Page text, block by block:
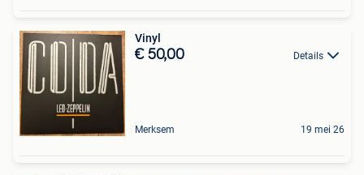
Vinyl
€ 50,00 Details
Merksem 19 mei 26